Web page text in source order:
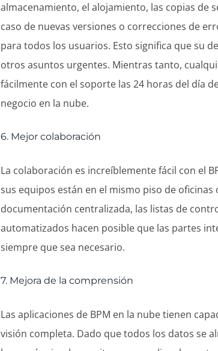
almacenamiento, el alojamiento, las copias de
caso de nuevas versiones o correcciones de
para todos los usuarios. Esto significa que su
otros asuntos urgentes. Mientras tanto,
fácilmente con el soporte las 24 horas del día
negocio en la nube.
6. Mejor colaboración
La colaboración es increíblemente fácil con el
sus equipos están en el mismo piso de
documentación centralizada, las listas de
automatizados hacen posible que las partes
siempre que sea necesario.
7. Mejora de la comprensión
Las aplicaciones de BPM en la nube tienen
visión completa. Dado que todos los datos se